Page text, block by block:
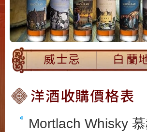
Mortlach Whisky